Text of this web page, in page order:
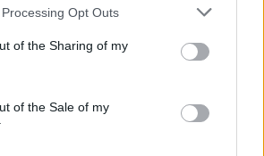
Opt Outs
of the Sharing of my
of the Sale of my